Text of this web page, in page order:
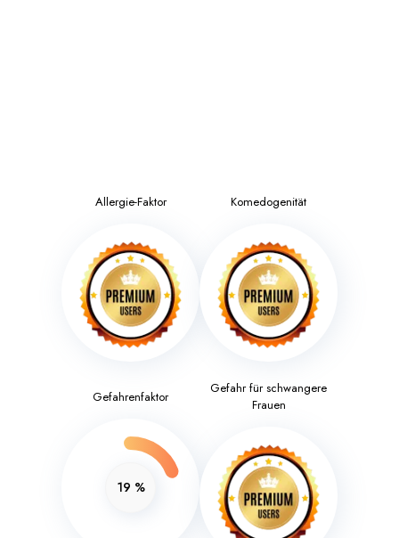
Allergie-Faktor Komedogenität
Gefahrenfaktor
19 %
Gefahr für schwangere
Frauen